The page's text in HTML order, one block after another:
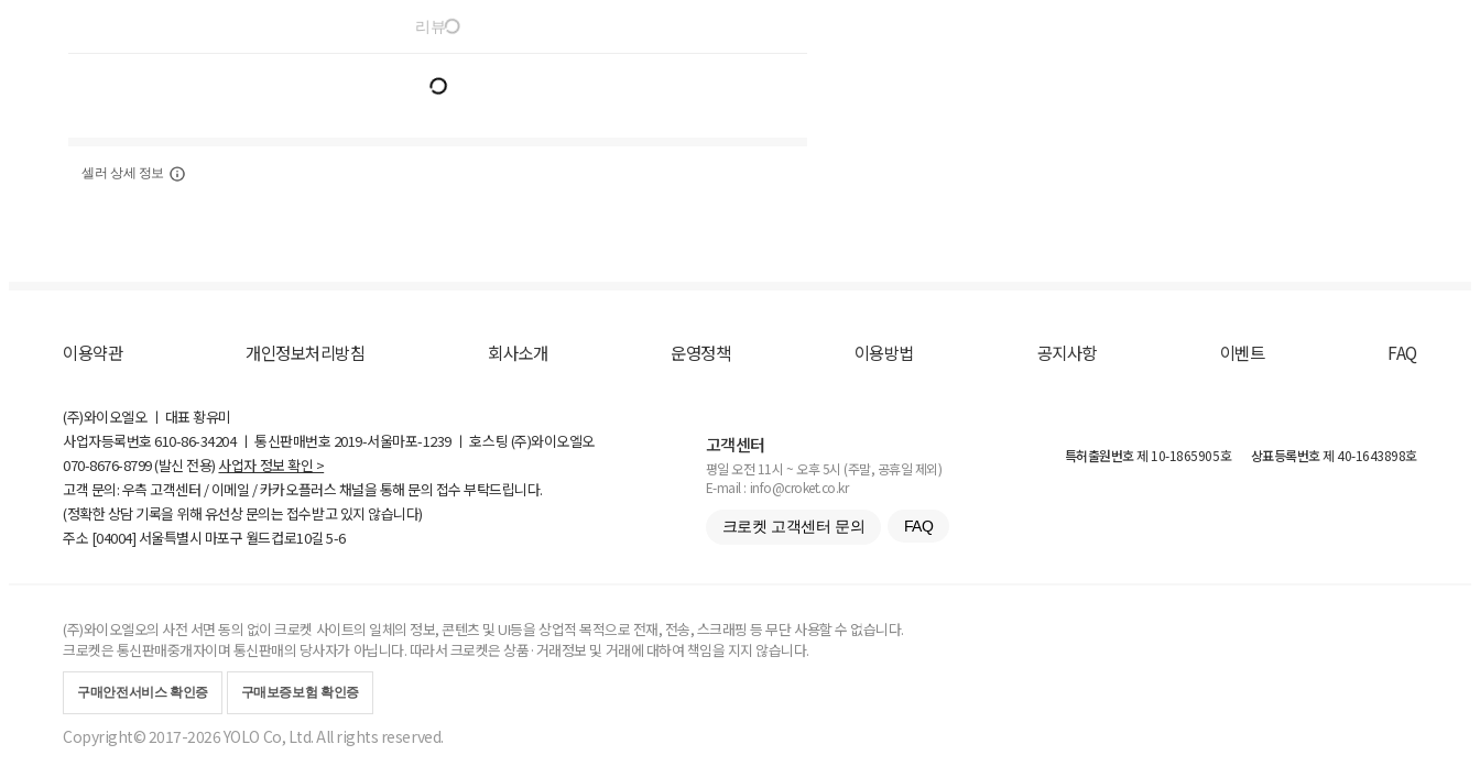
리뷰
셀러 상세 정보
이용약관 개인정보처리방침 회사소개 운영정책 이용방법 공지사항 이벤트 FAQ
(주)와이오엘오 ㅣ 대표 황유미
사업자등록번호610-86-34204ㅣ 통신판매번호 2019-서울마포-1239 ㅣ 호스팅 (주)와이오엘오
070-8676-8799 (발신 전용) 사업자 정보 확인 >
고객 문의: 우측 고객센터 / 이메일 / 카카오플러스 채널을 통해 문의 접수 부탁드립니다.
(정확한 상담 기록을 위해 유선상 문의는 접수받고 있지 않습니다)
주소 [04004] 서울특별시 마포구 월드컵로10길5-6
고객센터
평일 오전 11시 ~ 오후 5시 (주말, 공휴일 제외)
E-mail : info@croket.co.kr
크로켓 고객센터 문의 FAQ
특허출원번호제 10-1865905호 상표등록번호제 40-1643898호
(주)와이오엘오의 사전 서면 동의 없이 크로켓 사이트의 일체의 정보, 콘텐츠 및 UI등을 상업적 목적으로 전재, 전송, 스크래핑 등 무단 사용할 수 없습니다.
크로켓은 통신판매중개자이며 통신판매의 당사자가 아닙니다. 따라서 크로켓은 상품·거래정보 및 거래에 대하여 책임을 지지 않습니다.
구매안전서비스 확인증 구매보증보험 확인증
Copyright© 2017-2026 YOLO Co, Ltd. All rights reserved.